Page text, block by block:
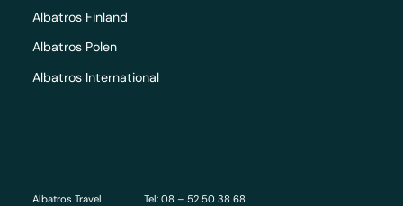
Albatros Travel Tel: 08 – 52 50 38 68
Albatros Finland
Albatros Polen
Albatros International